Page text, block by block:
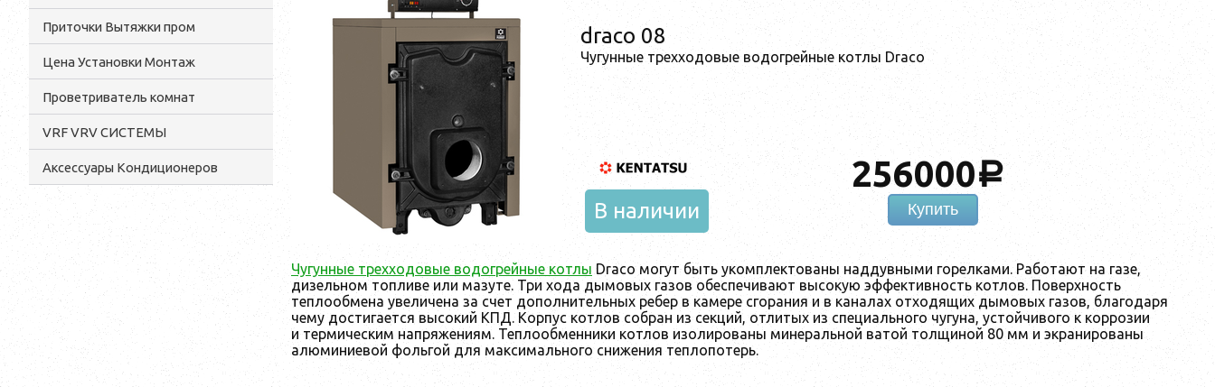
Приточки Вытяжки пром
Цена Установки Монтаж
Проветриватель комнат
VRF VRV СИСТЕМЫ
Аксессуары Кондиционеров
draco 08
Чугунные трехходовые водогрейные котлы Draco
256000a
Купить
В наличии
Чугунные трехходовые водогрейные котлы Draco могут быть укомплектованы наддувными горелками. Работают на газе,
дизельном топливе или мазуте. Три хода дымовых газов обеспечивают высокую эффективность котлов. Поверхность
теплообмена увеличена за счет дополнительных ребер в камере сгорания и в каналах отходящих дымовых газов, благодаря
чему достигается высокий КПД. Корпус котлов собран из секций, отлитых из специального чугуна, устойчивого к коррозии
и термическим напряжениям. Теплообменники котлов изолированы минеральной ватой толщиной 80 мм и экранированы
алюминиевой фольгой для максимального снижения теплопотерь.